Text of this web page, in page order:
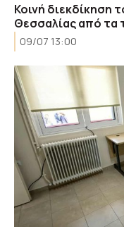
Κοινή διεκδίκηση
Θεσσαλίας από τα
09/07 13:00